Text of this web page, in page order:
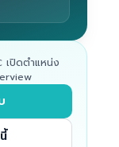
เปิดตำแหน่ง